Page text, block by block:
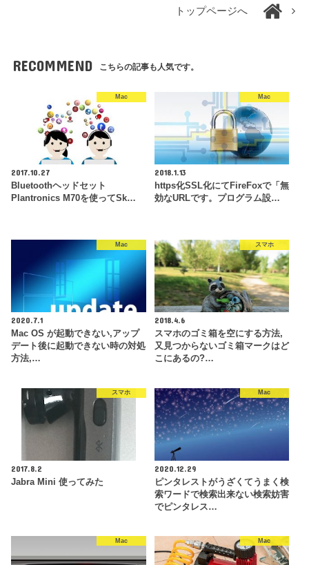
トップページへ
RECOMMEND こちらの記事も人気です。
Mac
2017.10.27
Bluetoothヘッドセット
Plantronics M70を使ってSk…
Mac
2018.1.13
https化SSL化にてFireFoxで「無
効なURLです。プログラム設…
Mac
2020.7.1
Mac OS が起動できない,アップ
デート後に起動できない時の対処
方法,…
スマホ
2018.4.6
スマホのゴミ箱を空にする方法,
又見つからないゴミ箱マークはど
こにあるの?…
スマホ
2017.8.2
Jabra Mini 使ってみた
Mac
2020.12.29
ピンタレストがうざくてうまく検
索ワードで検索出来ない検索妨害
でピンタレス…
Mac Mac